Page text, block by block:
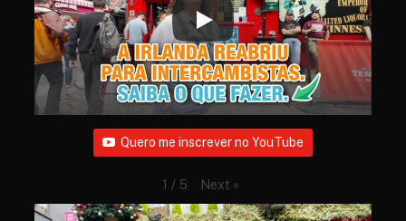
Quero me inscrever no YouTube
1 / 5 Next »